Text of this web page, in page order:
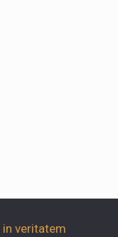
in veritatem